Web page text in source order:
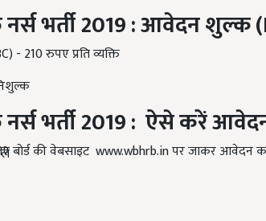
भर्ती 2019:आवेदन शुल्क
- 210 रुपए प्रति व्यक्ति
भर्ती 2019: ऐसे करें
बोर्ड की वेबसाइट www.wbhrb.in पर जाकर आवेदन